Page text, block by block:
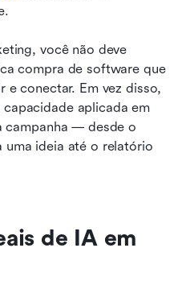
você não deve
compra de software que
e conectar. Em vez disso,
aplicada em
campanha — desde o
uma ideia até o relatório
de IA em